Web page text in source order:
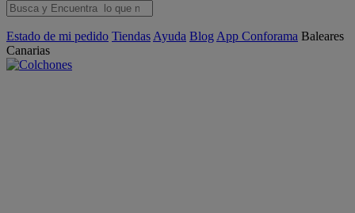
Estado de mi pedido Tiendas Ayuda Blog App Conforama Baleares
Canarias